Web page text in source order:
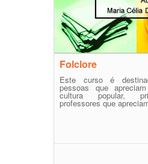
Folclore
Este curso é
pessoas que
cultura popular,
professores que